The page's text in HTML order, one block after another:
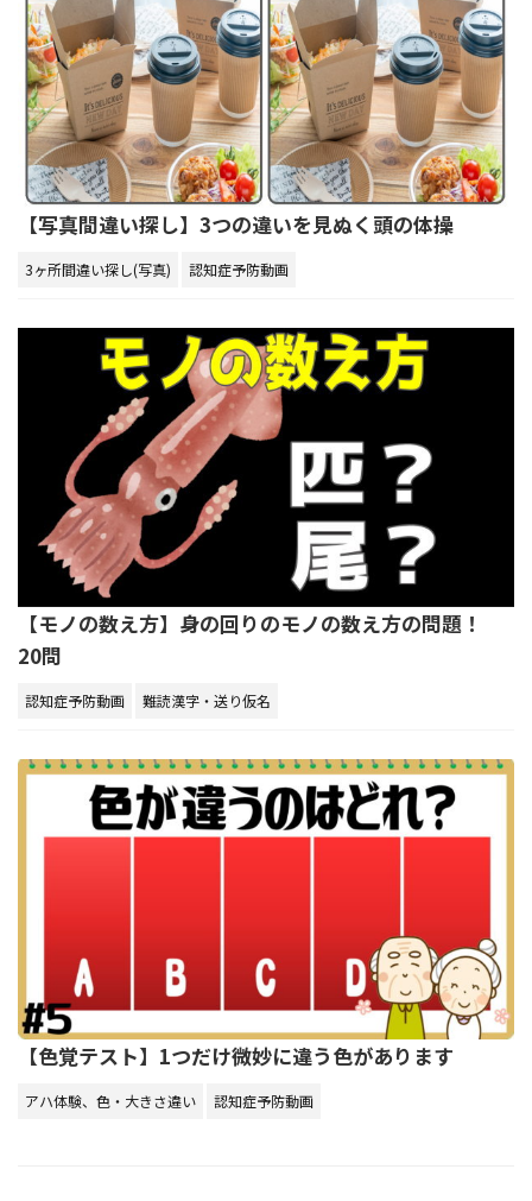
【写真間違い探し】3つの違いを見ぬく頭の体操
3ヶ所間違い探し(写真) 認知症予防動画
【モノの数え方】身の回りのモノの数え方の問題！
20問
認知症予防動画 難読漢字・送り仮名
【色覚テスト】1つだけ微妙に違う色があります
アハ体験、色・大きさ違い 認知症予防動画